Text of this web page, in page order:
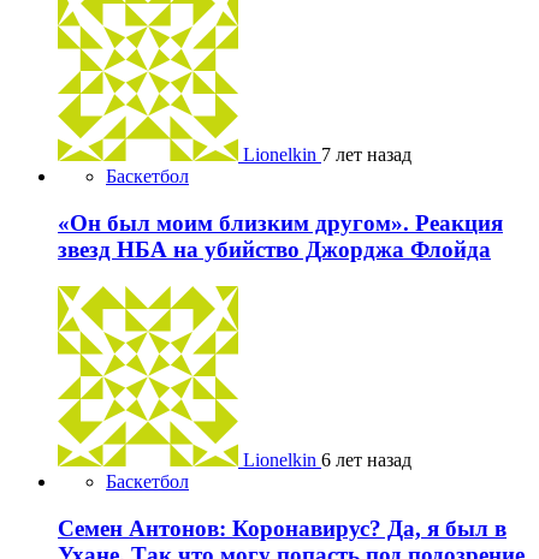
Lionelkin 7 лет назад
Баскетбол
«Он был моим близким другом». Реакция
звезд НБА на убийство Джорджа Флойда
Lionelkin 6 лет назад
Баскетбол
Семен Антонов: Коронавирус? Да, я был в